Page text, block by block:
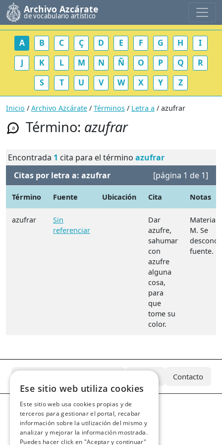
Archivo Azcárate
de vocabulario artístico
A B C Ç D E F G H
I
J
K L M N Ñ O P Q
R
S
T U V W X Y Z
Inicio / Archivo Azcárate / Términos / Letra a / azufrar
a Término: azufrar
Encontrada 1 cita para el término azufrar
Citas por letra a: azufrar
[página 1 de 1]
Término Fuente Ubicación Cita Notas
azufrar
Sin
referenciar
Dar
azufre,
sahumar
con
azufre
alguna
cosa,
para
que
tome su
color.
Materia:
M. Se
fuente.
Equipo Contacto
Ese sitio web utiliza cookies
Este sitio web usa cookies propias y de
terceros para gestionar el portal, recabar
información sobre la utilización del mismo y
analizar y mejorar la información mostrada.
Puedes hacer click en "Aceptar y continuar"